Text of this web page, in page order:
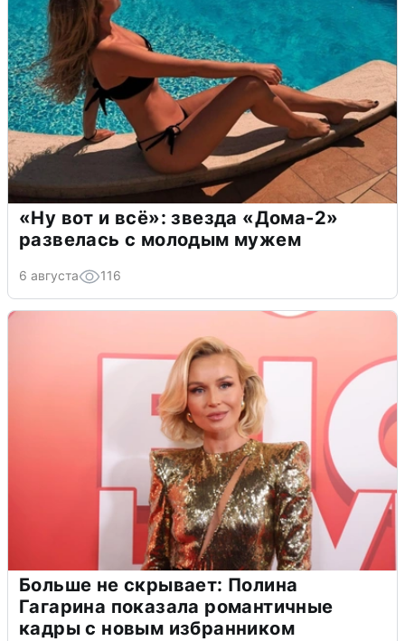
«Ну вот и всё»: звезда «Дома-2»
развелась с молодым мужем
6 августа 116
Больше не скрывает: Полина
Гагарина показала романтичные
кадры с новым избранником